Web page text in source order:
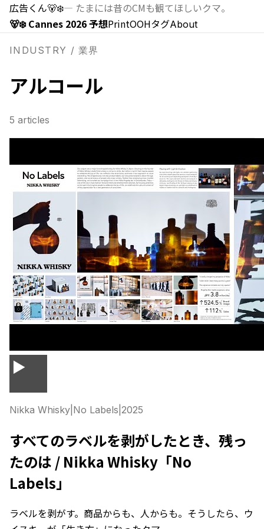
広告くん🐻‍❄️— たまには昔のCMも観てほしいクマ。
🐻‍❄️ Cannes 2026 予想PrintOOHタグAbout
INDUSTRY / 業界
アルコール
5 articles
▶
Nikka Whisky No Labels 2025
すべてのラベルを剥がしたとき、残っ
たのは / Nikka Whisky「No
Labels」
ラベルを剥がす。商品からも、人からも。そうしたら、ウ